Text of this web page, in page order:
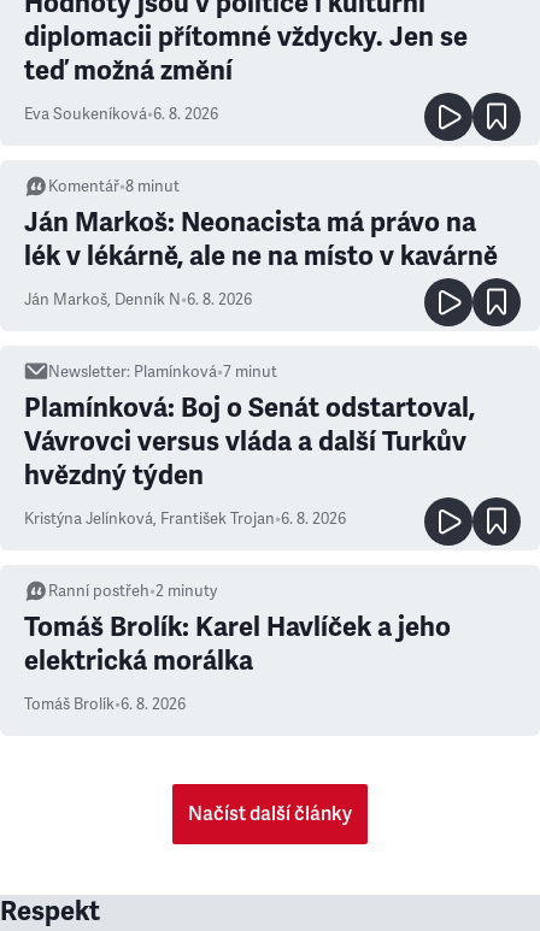
diplomacii přítomné vždycky. Jen se
teď možná změní
Eva Soukeníková•6. 8. 2026
Komentář•8 minut
Ján Markoš: Neonacista má právo na
lék v lékárně, ale ne na místo v kavárně
Ján Markoš, Denník N•6. 8. 2026
Newsletter: Plamínková•7 minut
Plamínková: Boj o Senát odstartoval,
Vávrovci versus vláda a další Turkův
hvězdný týden
Kristýna Jelínková, František Trojan•6. 8. 2026
Ranní postřeh•2 minuty
Tomáš Brolík: Karel Havlíček a jeho
elektrická morálka
Tomáš Brolík•6. 8. 2026
Načíst další články
Respekt